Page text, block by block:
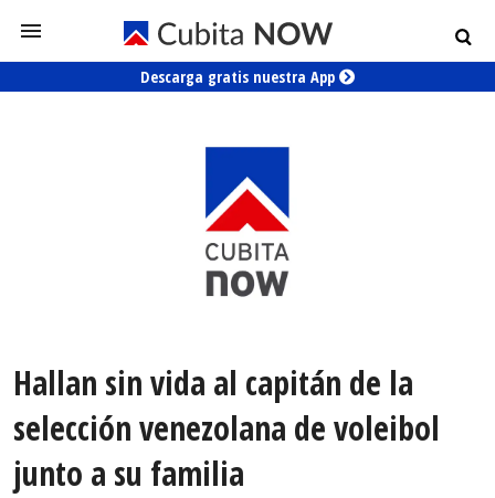
Descarga gratis nuestra App
Hallan sin vida al capitán de la
selección venezolana de voleibol
junto a su familia